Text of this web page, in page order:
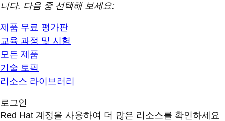
니다. 다음 중 선택해 보세요:
제품 무료 평가판
교육 과정 및 시험
모든 제품
기술 토픽
리소스 라이브러리
로그인
Red Hat 계정을 사용하여 더 많은 리소스를 확인하세요